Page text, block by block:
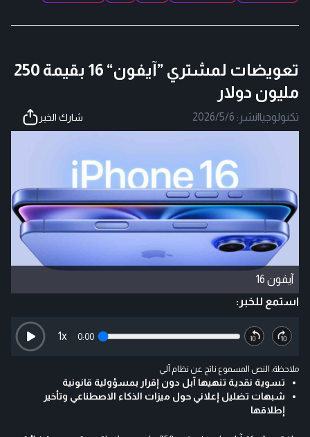
تعويضات لمشتري ”آيفون“ 16 بقيمة 250
مليون دولار
تكنولوجيا|نشر: 2026/5/6 شارك الخبر
آيفون 16
استمع للخبر:
0:00
1x
ملاحظة: النص المسموع ناتج عن نظام آلي
تسوية نقدية تنهيها آبل دون إقرار بمسؤولية قانونية
شبهات تضليل إعلاني حول ميزات الذكاء الاصطناعي وتأخير
إطلاقها